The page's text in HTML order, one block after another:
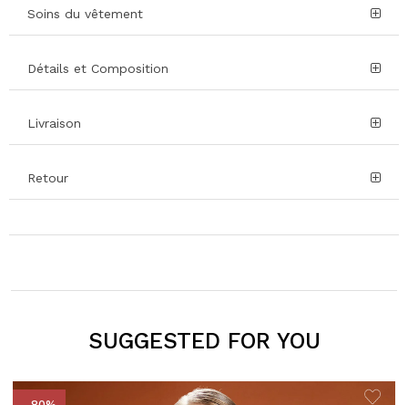
Soins du vêtement
Détails et Composition
Livraison
Retour
SUGGESTED FOR YOU